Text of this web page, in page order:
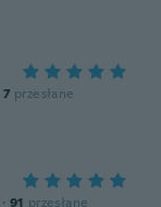
7 przesłane
· 91 przesłane